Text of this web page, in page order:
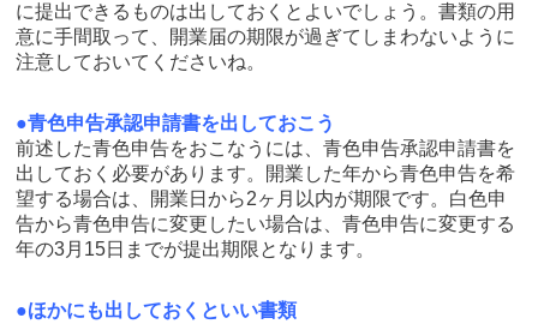
に提出できるものは出しておくとよいでしょう。書類の用
意に手間取って、開業届の期限が過ぎてしまわないように
注意しておいてくださいね。
●青色申告承認申請書を出しておこう
前述した青色申告をおこなうには、青色申告承認申請書を
出しておく必要があります。開業した年から青色申告を希
望する場合は、開業日から2ヶ月以内が期限です。白色申
告から青色申告に変更したい場合は、青色申告に変更する
年の3月15日までが提出期限となります。
●ほかにも出しておくといい書類